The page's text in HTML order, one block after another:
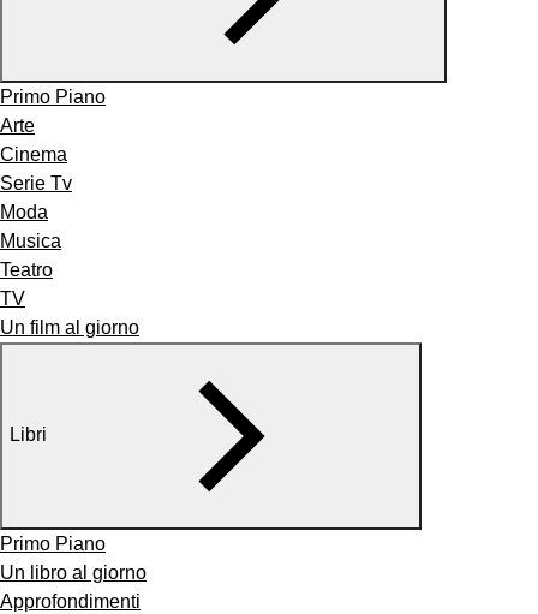
Primo Piano
Arte
Cinema
Serie Tv
Moda
Musica
Teatro
TV
Un film al giorno
Libri
Primo Piano
Un libro al giorno
Approfondimenti